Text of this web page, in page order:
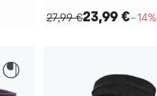
27,99 €23,99 €−14%